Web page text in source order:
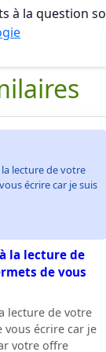
à la question
lecture de votre
écrire car je suis
la lecture de
de vous
lecture de votre
vous écrire car je
votre offre